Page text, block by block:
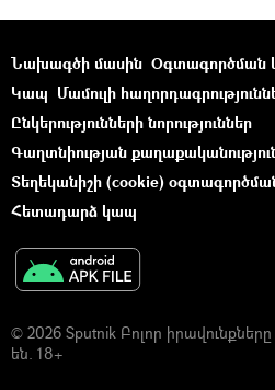
Նախագծի մասին Օգտագործման
Կապ Մամուլի
Ընկերությունների նորություններ
Գաղտնիության
Տեղեկանիշի (cookie)
Հետադարձ կապ
© 2026 Sputnik Բոլոր
են. 18+